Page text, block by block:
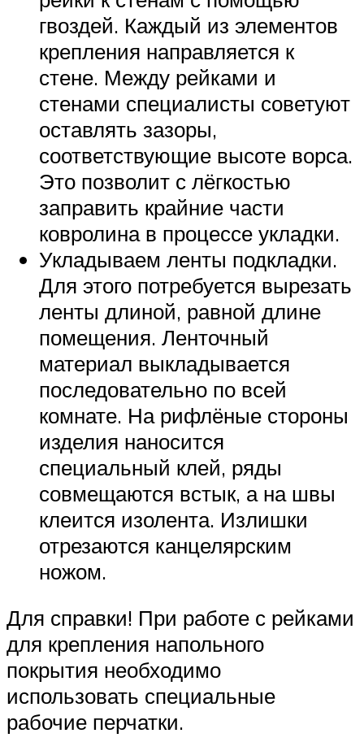
гвоздей. Каждый из элементов
крепления направляется к
стене. Между рейками и
стенами специалисты советуют
оставлять зазоры,
соответствующие высоте ворса.
Это позволит с лёгкостью
заправить крайние части
ковролина в процессе укладки.
Укладываем ленты подкладки.
Для этого потребуется вырезать
ленты длиной, равной длине
помещения. Ленточный
материал выкладывается
последовательно по всей
комнате. На рифлёные стороны
изделия наносится
специальный клей, ряды
совмещаются встык, а на швы
клеится изолента. Излишки
отрезаются канцелярским
ножом.
Для справки! При работе с рейками
для крепления напольного
покрытия необходимо
использовать специальные
рабочие перчатки.